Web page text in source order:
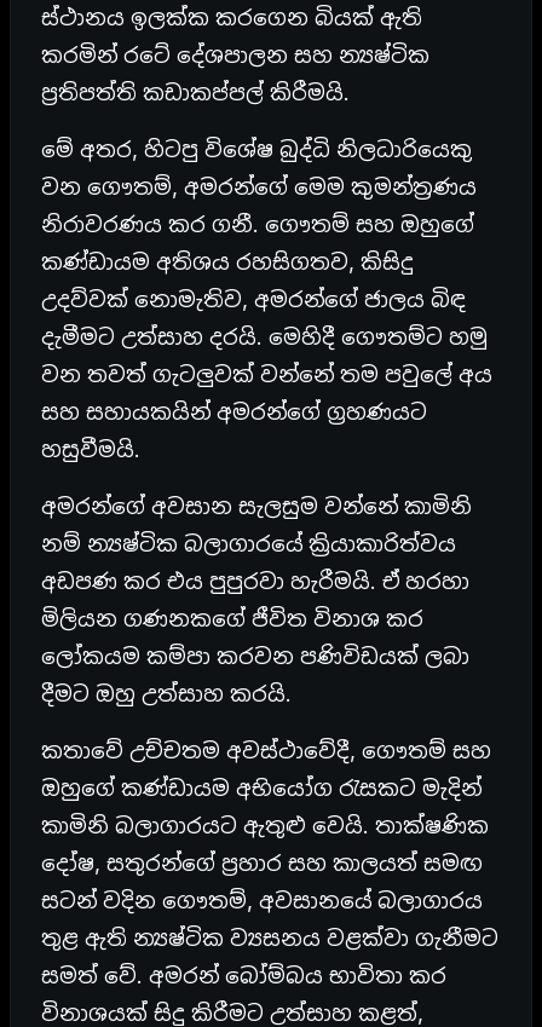
ස්ථානය ඉලක්ක කරගෙන බියක් ඇති
කරමින් රටේ දේශපාලන සහ න්‍යෂ්ටික
ප්‍රතිපත්ති කඩාකප්පල් කිරීමයි.
මේ අතර, හිටපු විශේෂ බුද්ධි නිලධාරියෙකු
වන ගෞතම්, අමරන්ගේ මෙම කුමන්ත්‍රණය
නිරාවරණය කර ගනී. ගෞතම් සහ ඔහුගේ
කණ්ඩායම අතිශය රහසිගතව, කිසිදු
උදව්වක් නොමැතිව, අමරන්ගේ ජාලය බිඳ
දැමීමට උත්සාහ දරයි. මෙහිදී ගෞතම්ට හමු
වන තවත් ගැටලුවක් වන්නේ තම පවුලේ අය
සහ සහායකයින් අමරන්ගේ ග්‍රහණයට
හසුවීමයි.
අමරන්ගේ අවසාන සැලසුම වන්නේ කාමිනි
නම් න්‍යෂ්ටික බලාගාරයේ ක්‍රියාකාරිත්වය
අඩපණ කර එය පුපුරවා හැරීමයි. ඒ හරහා
මිලියන ගණනකගේ ජීවිත විනාශ කර
ලෝකයම කම්පා කරවන පණිවිඩයක් ලබා
දීමට ඔහු උත්සාහ කරයි.
කතාවේ උච්චතම අවස්ථාවේදී, ගෞතම් සහ
ඔහුගේ කණ්ඩායම අභියෝග රැසකට මැදින්
කාමිනි බලාගාරයට ඇතුළු වෙයි. තාක්ෂණික
දෝෂ, සතුරන්ගේ ප්‍රහාර සහ කාලයත් සමඟ
සටන් වදින ගෞතම්, අවසානයේ බලාගාරය
තුළ ඇති න්‍යෂ්ටික ව්‍යසනය වළක්වා ගැනීමට
සමත් වේ. අමරන් බෝම්බය භාවිතා කර
විනාශයක් සිදු කිරීමට උත්සාහ කළත්,